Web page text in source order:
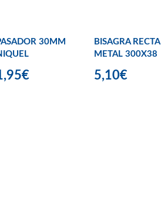
30MM
BISAGRA RECTA
METAL 300X38
5,10€